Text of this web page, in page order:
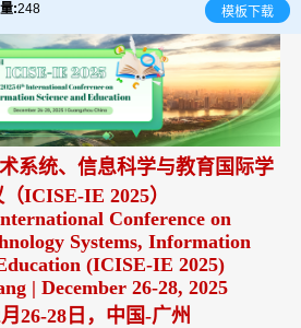
:248 模板下载
系统、信息科学与教育国际学
ICISE-IE 2025）
Conference on
Systems, Information
(ICISE-IE 2025)
| December 26-28, 2025
26-28日，中国-广州